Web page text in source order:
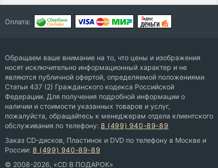
Оплата:
Обращаем ваше внимание на то, что цены и изображения
носят исключительно информационный характер и не
являются публичной офертой, определяемой положениями
Статьи 437 (2) Гражданского кодекса Российской
Федерации. Для получения подробной информации о
наличии и стоимости указанных товаров и услуг,
пожалуйста, обращайтесь к менеджерам отдела клиентского
обслуживания по телефону: 8 (499) 940-89-89
Заказ CD-дисков, Пластинок и DVD по телефону в Москве и
России: 8 (499) 940-89-89
© 2008-2026, «CD В ПОДАРОК»